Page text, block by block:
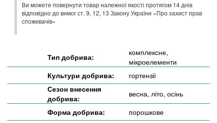
Ви можете повернути товар належної якості протягом 14 днів
відповідно до вимог ст. 9, 12, 13 Закону України «Про захист прав
споживачів»
Тип добрива:
комплексне,
мікроелементи
Культури добрива:
гортензії
Сезон внесення
добрива:
весна, літо, осінь
Форма добрива:
порошкове